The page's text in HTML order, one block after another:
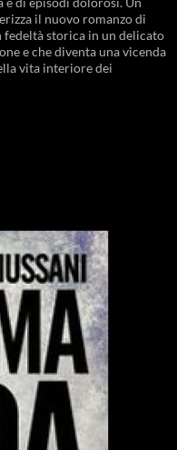
il nuovo romanzo di
fedeltà storica in un delicato
e che diventa una vicenda
vita interiore dei